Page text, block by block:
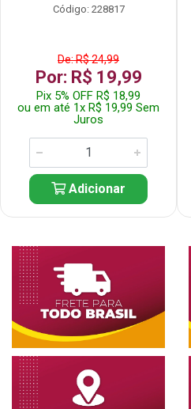
Código: 228817
De: R$ 24,99
Por: R$ 19,99
Pix 5% OFF R$ 18,99
ou em até 1x R$ 19,99 Sem
Juros
Adicionar